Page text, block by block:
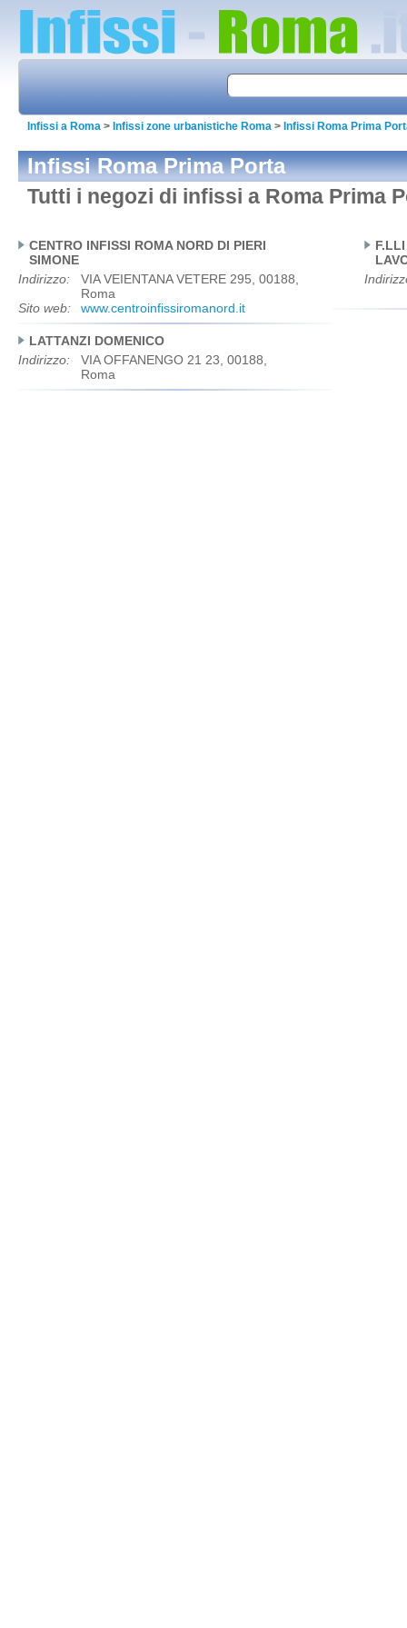
Infissi a Roma > Infissi zone urbanistiche Roma > Infissi Roma Prima
Infissi Roma Prima Porta
Tutti i negozi di infissi a Roma Prima
CENTRO INFISSI ROMA NORD DI PIERI
SIMONE
Indirizzo:
VIA VEIENTANA VETERE 295, 00188,
Roma
Sito web:
www.centroinfissiromanord.it
LATTANZI DOMENICO
Indirizzo:
VIA OFFANENGO 21 23, 00188,
Roma